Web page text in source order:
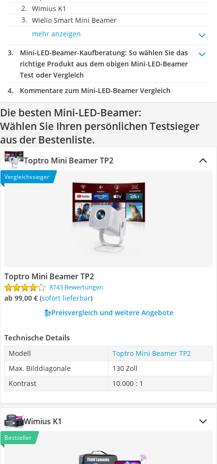
Wimius K1
Wielio Smart Mini Beamer
mehr anzeigen
Mini-LED-Beamer-Kaufberatung: So wählen Sie das
richtige Produkt aus dem obigen Mini-LED-Beamer
Test oder Vergleich
Kommentare zum Mini-LED-Beamer Vergleich
Die besten Mini-LED-Beamer:
Wählen Sie Ihren persönlichen Testsieger
aus der Bestenliste.
Toptro Mini Beamer TP2
Vergleichssieger
Toptro Mini Beamer TP2
8743 Bewertungen
ab 99,00 € ( Sofort lieferbar)
Preisvergleich und weitere Angebote
Technische Details
Modell
Toptro Mini Beamer TP2
Max. Bilddiagonale
130 Zoll
Kontrast
10.000 : 1
Wimius K1
Bestseller